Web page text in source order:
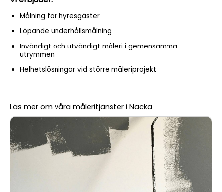
Målning för hyresgäster
Löpande underhållsmålning
Invändigt och utvändigt måleri i gemensamma
utrymmen
Helhetslösningar vid större måleriprojekt
Läs mer om våra måleritjänster i Nacka